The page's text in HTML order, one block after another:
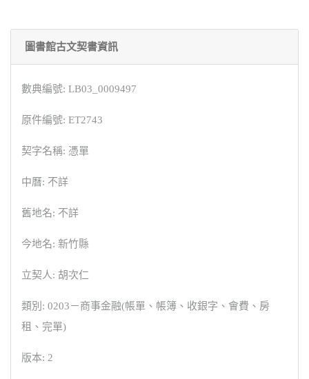
圖書館古文契書資訊
數典編號: LB03_0009497
原件編號: ET2743
契字名稱: 憑單
中曆: 不詳
舊地名: 不詳
今地名: 新竹縣
立契人: 胡次仁
類別: 0203－商事金融(帳單、帳簿、收銀字、會費、房
租、完單)
版本: 2